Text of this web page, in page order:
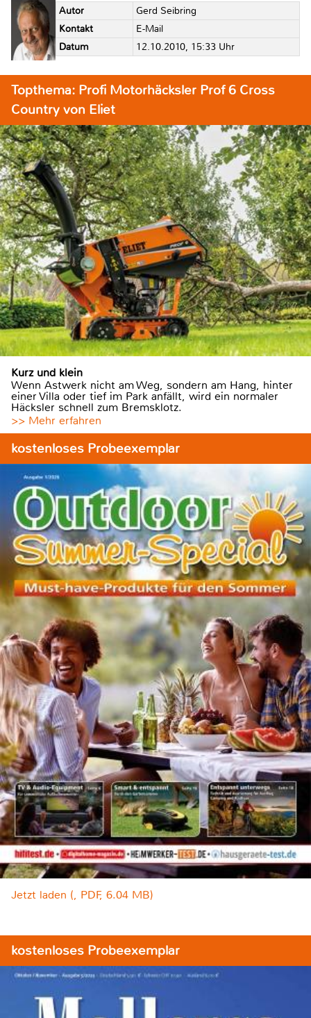
Autor
Gerd Seibring
Kontakt
E-Mail
Datum
12.10.2010, 15:33 Uhr
Topthema: Profi Motorhäcksler Prof 6 Cross
Country von Eliet
Kurz und klein
Wenn Astwerk nicht am Weg, sondern am Hang, hinter
einer Villa oder tief im Park anfällt, wird ein normaler
Häcksler schnell zum Bremsklotz.
>> Mehr erfahren
kostenloses Probeexemplar
Jetzt laden (, PDF, 6.04 MB)
kostenloses Probeexemplar